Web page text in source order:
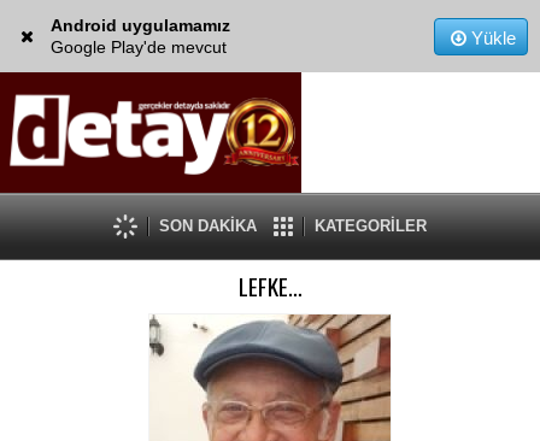
Android uygulamamız
Google Play'de mevcut
Yükle
SON DAKİKA KATEGORİLER
LEFKE…